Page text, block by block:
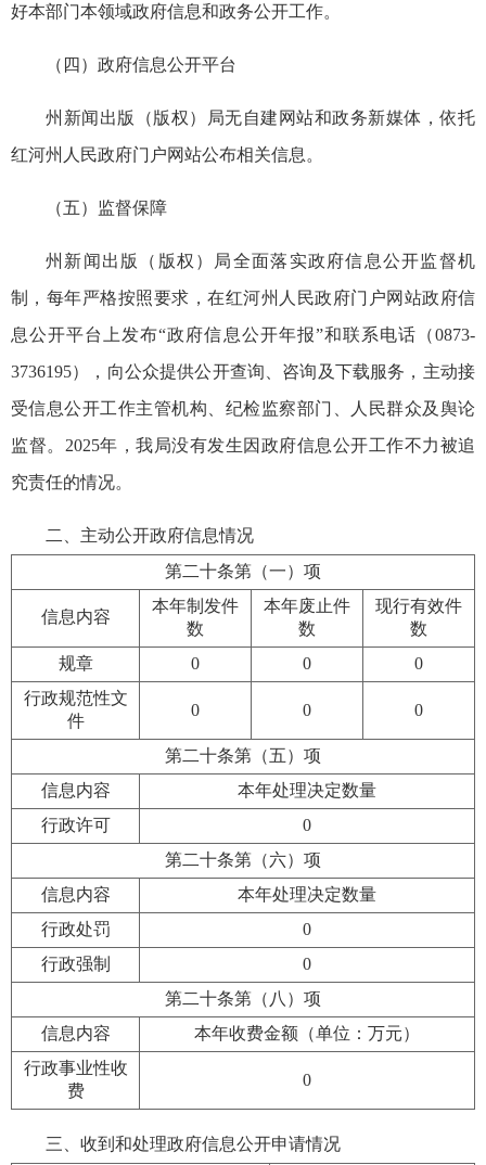
好本部门本领域政府信息和政务公开工作。
（四）政府信息公开平台
州新闻出版（版权）局无自建网站和政务新媒体，依托
红河州人民政府门户网站公布相关信息。
（五）监督保障
州新闻出版（版权）局全面落实政府信息公开监督机
制，每年严格按照要求，在红河州人民政府门户网站政府信
息公开平台上发布“政府信息公开年报”和联系电话（0873-
3736195），向公众提供公开查询、咨询及下载服务，主动接
受信息公开工作主管机构、纪检监察部门、人民群众及舆论
监督。2025年，我局没有发生因政府信息公开工作不力被追
究责任的情况。
二、主动公开政府信息情况
第二十条第（一）项
信息内容
本年制发件
数
本年废止件
数
现行有效件
数
规章
0 0
0
行政规范性文
件
0 0 0
第二十条第（五）项
信息内容
本年处理决定数量
行政许可
0
第二十条第（六）项
信息内容
本年处理决定数量
行政处罚
0
行政强制
0
第二十条第（八）项
信息内容
本年收费金额（单位：万元）
行政事业性收
费
0
三、收到和处理政府信息公开申请情况